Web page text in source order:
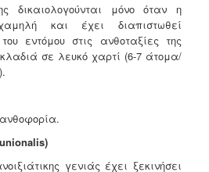
δικαιολογούνται μόνο όταν η
και έχει διαπιστωθεί
εντόμου στις ανθοταξίες της
σε λευκό χαρτί (6-7 άτομα/
γενιάς έχει ξεκινήσει